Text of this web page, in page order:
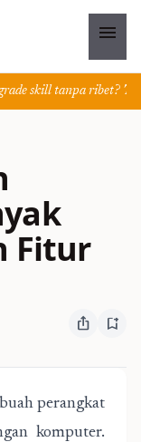
menu
skill tanpa ribet?
Fitur
ios_share bookmark_add
perangkat
komputer.